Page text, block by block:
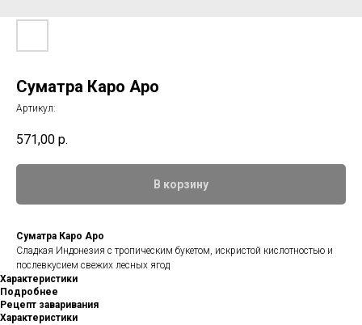
Суматра Каро Аро
Артикул:
571,00 р.
В корзину
Суматра Каро Аро
Сладкая Индонезия с тропическим букетом, искристой кислотностью и
послевкусием свежих лесных ягод
Характеристики
Подробнее
Рецепт заваривания
Характеристики